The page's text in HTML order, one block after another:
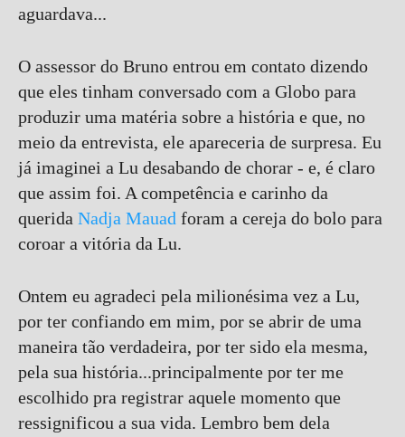
aguardava...
O assessor do Bruno entrou em contato dizendo
que eles tinham conversado com a Globo para
produzir uma matéria sobre a história e que, no
meio da entrevista, ele apareceria de surpresa. Eu
já imaginei a Lu desabando de chorar - e, é claro
que assim foi. A competência e carinho da
querida Nadja Mauad foram a cereja do bolo para
coroar a vitória da Lu.
Ontem eu agradeci pela milionésima vez a Lu,
por ter confiando em mim, por se abrir de uma
maneira tão verdadeira, por ter sido ela mesma,
pela sua história...principalmente por ter me
escolhido pra registrar aquele momento que
ressignificou a sua vida. Lembro bem dela